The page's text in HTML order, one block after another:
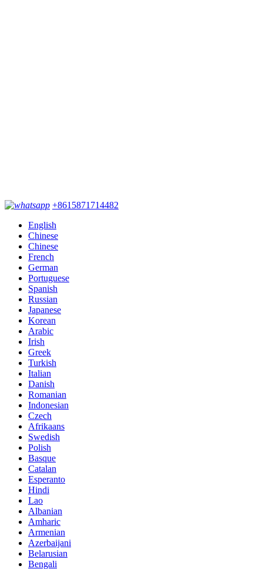
+8615871714482
English
Chinese
Chinese
French
German
Portuguese
Spanish
Russian
Japanese
Korean
Arabic
Irish
Greek
Turkish
Italian
Danish
Romanian
Indonesian
Czech
Afrikaans
Swedish
Polish
Basque
Catalan
Esperanto
Hindi
Lao
Albanian
Amharic
Armenian
Azerbaijani
Belarusian
Bengali